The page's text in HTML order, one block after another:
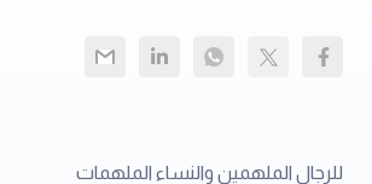
للرجال الملهمين والنساء الملهمات